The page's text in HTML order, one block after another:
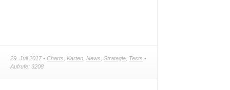
29. Juli 2017 • Charts Karten News Strategie Tests •
Aufrufe: 3208